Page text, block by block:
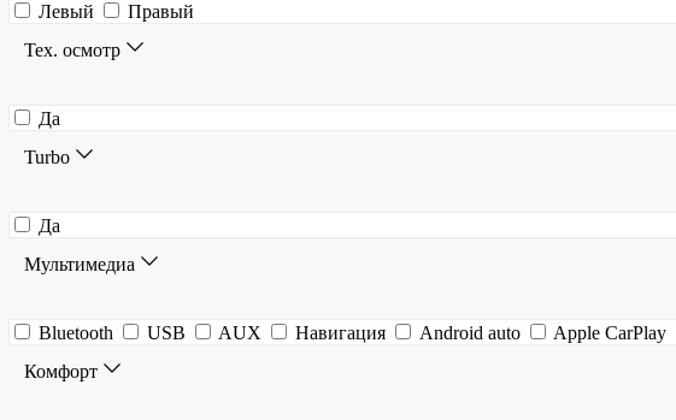
Левый
Правый
Тех. осмотр
Да
Turbo
Да
Мультимедиа
Bluetooth USB AUX Навигация Android auto Apple CarPlay
Комфорт